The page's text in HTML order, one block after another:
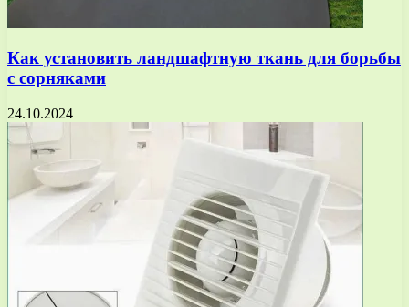
Как установить ландшафтную ткань для борьбы
с сорняками
24.10.2024